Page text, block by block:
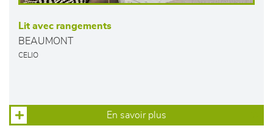
Lit avec rangements
BEAUMONT
CELIO
En savoir plus